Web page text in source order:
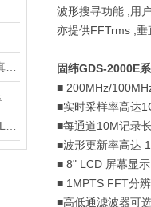
波形搜寻功能
用
亦提供FFTrms 垂
固纬GDS-2000E
■ 200MHz/
■实时采样率高达
■每通道10M记录
■波形更新率高达
■ 8" LCD 屏幕显示
■ 1MPTS FFT分
■高低通滤波器可